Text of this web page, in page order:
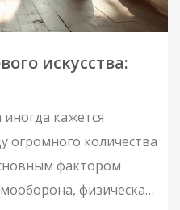
искусства:
кажется
огромного количества
фактором
физическая